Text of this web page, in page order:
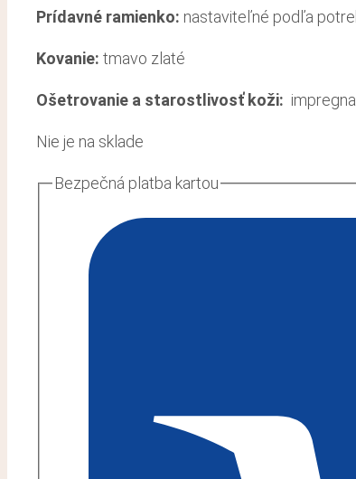
Prídavné ramienko: nastaviteľné podľa
Kovanie: tmavo zlaté
Ošetrovanie a starostlivosť koži:
Nie je na sklade
Bezpečná platba kartou